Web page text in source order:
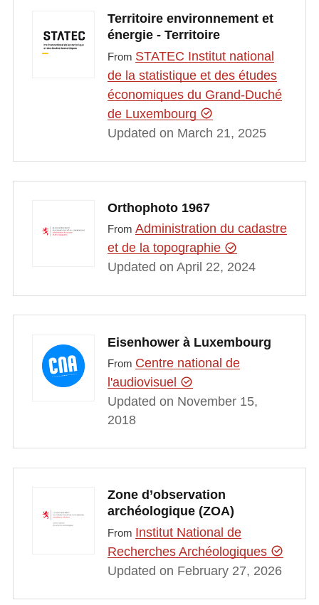
Territoire environnement et
énergie - Territoire
From STATEC Institut national
de la statistique et des études
économiques du Grand-Duché
de Luxembourg
Updated on March 21, 2025
Orthophoto 1967
From Administration du cadastre
et de la topographie
Updated on April 22, 2024
Eisenhower à Luxembourg
From Centre national de
l'audiovisuel
Updated on November 15,
2018
Zone d’observation
archéologique (ZOA)
From Institut National de
Recherches Archéologiques
Updated on February 27, 2026